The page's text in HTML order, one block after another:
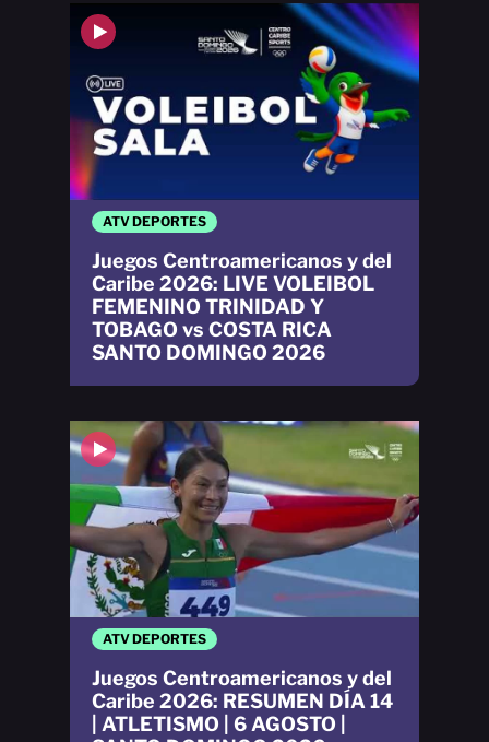
ATV DEPORTES
Juegos Centroamericanos y del
Caribe 2026: LIVE VOLEIBOL
FEMENINO TRINIDAD Y
TOBAGO vs COSTA RICA
SANTO DOMINGO 2026
ATV DEPORTES
Juegos Centroamericanos y del
Caribe 2026: RESUMEN DÍA 14
| ATLETISMO | 6 AGOSTO |